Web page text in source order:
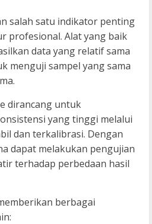
salah satu indikator penting
profesional. Alat yang baik
data yang relatif sama
menguji sampel yang sama
dirancang untuk
yang tinggi melalui
dan terkalibrasi. Dengan
dapat melakukan pengujian
terhadap perbedaan hasil
berbagai